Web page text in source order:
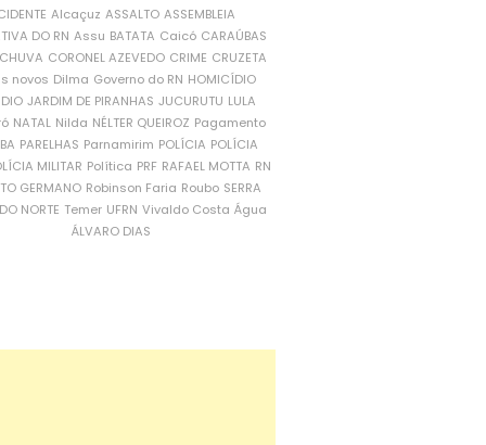
Alcaçuz ASSALTO ASSEMBLEIA
DO RN Assu BATATA Caicó CARAÚBAS
CORONEL AZEVEDO CRIME CRUZETA
novos Dilma Governo do RN HOMICÍDIO
JARDIM DE PIRANHAS JUCURUTU LULA
NATAL Nilda NÉLTER QUEIROZ Pagamento
PARELHAS Parnamirim POLÍCIA POLÍCIA
MILITAR Política PRF RAFAEL MOTTA RN
GERMANO Robinson Faria Roubo SERRA
NORTE Temer UFRN Vivaldo Costa Água
ÁLVARO DIAS